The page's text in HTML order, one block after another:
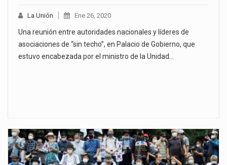
La Unión Ene 26, 2020
Una reunión entre autoridades nacionales y líderes de
asociaciones de “sin techo”, en Palacio de Gobierno, que
estuvo encabezada por el ministro de la Unidad…